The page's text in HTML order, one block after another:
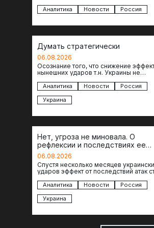
Аналитика Новости Россия
Думать стратегически
06.08.2026
Осознание того, что снижение
нынешних ударов т.н. Украины не
— повод задаться вопросом: что
Аналитика Новости
Россия
Украина
Нет, угроза не миновала. О
рефлексии и последствиях ее
отсутствия
06.08.2026
Спустя несколько месяцев
ударов эффект от последствий атак
коллапса розничной торговли не…
Аналитика Новости
Россия
Украина